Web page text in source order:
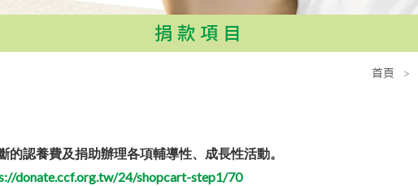
捐款項目
首頁
的認養費及捐助辦理各項輔導性、成長性活動。
donate.ccf.org.tw/24/shopcart-step1/70